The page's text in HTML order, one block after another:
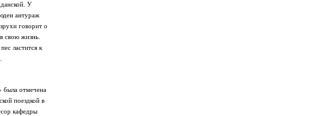
У
антураж
говорит о
свою жизнь.
ластится к
была отмечена
поездкой в
кафедры